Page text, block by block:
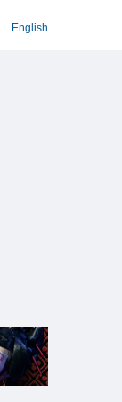
English